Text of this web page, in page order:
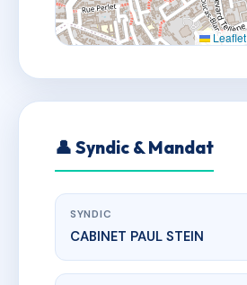
Leaflet
👤 Syndic & Mandat
SYNDIC
CABINET PAUL STEIN